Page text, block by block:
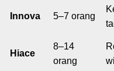
Innova 5–7 orang
Hiace
8–14
orang